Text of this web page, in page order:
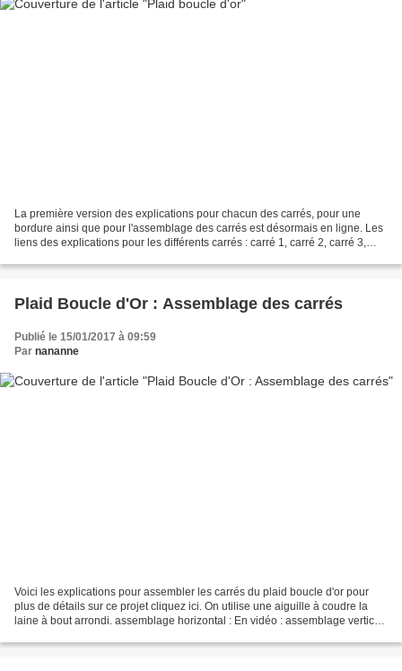
La première version des explications pour chacun des carrés, pour une
bordure ainsi que pour l'assemblage des carrés est désormais en ligne. Les
liens des explications pour les différents carrés : carré 1, carré 2, carré 3,
Plaid Boucle d'Or : Assemblage des carrés
Publié le 15/01/2017 à 09:59
Par nananne
Voici les explications pour assembler les carrés du plaid boucle d'or pour
plus de détails sur ce projet cliquez ici. On utilise une aiguille à coudre la
laine à bout arrondi. assemblage horizontal : En vidéo : assemblage vertical